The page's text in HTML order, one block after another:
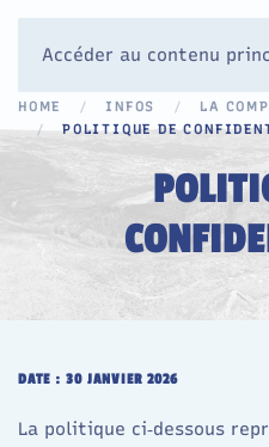
Accéder au contenu
HOME INFOS LA
POLITIQUE DE
DATE : 30 JANVIER 2026
La politique ci‑dessous